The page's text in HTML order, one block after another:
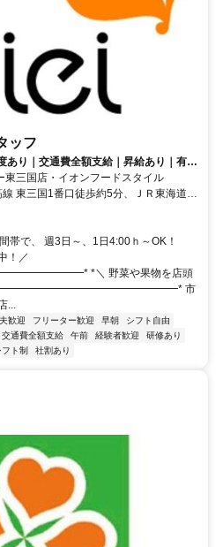
ッフ
あり｜交通費全額支給｜昇給あり｜有給
三国店・イオンフードスタイル
東三国1番口徒歩約5分、ＪＲ東海道本
OsakaMetro御堂筋線 新大阪2番口徒歩
帯で、 週3日～、1日4:00ｈ～OK！
！／
*＼ 野菜や果物を店頭
市
歓迎 フリーター歓迎 早朝
シフト自由
交通費全額支給 午前 経験者歓迎
研修あり
フト制 社割あり